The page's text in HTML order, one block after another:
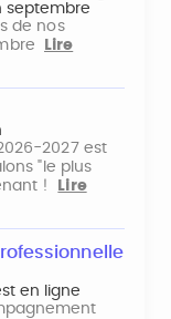
septembre
de nos
Lire
2027 est
"le plus
!
Lire
en ligne